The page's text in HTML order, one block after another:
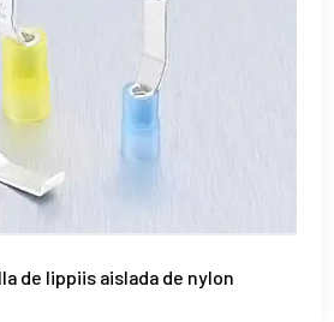
de lippiis aislada de nylon